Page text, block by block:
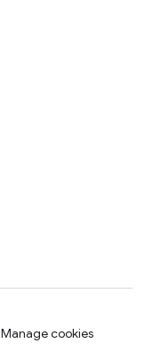
Manage cookies